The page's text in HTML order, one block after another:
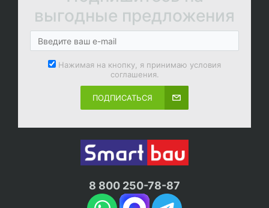
выгодные предложения
Нажимая на кнопку, я принимаю условия
соглашения.
ПОДПИСАТЬСЯ
8 800 250-78-87